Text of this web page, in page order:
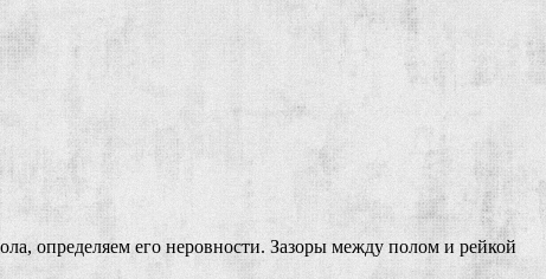
определяем его неровности. Зазоры между полом и рейкой